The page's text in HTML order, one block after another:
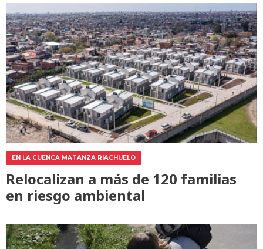
EN LA CUENCA MATANZA RIACHUELO
Relocalizan a más de 120 familias
en riesgo ambiental